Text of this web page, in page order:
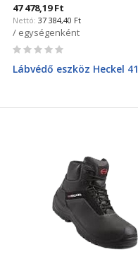
47 478,19 Ft
37 384,40 Ft
/ egységenként
Rating:
Lábvédő eszköz Heckel 41